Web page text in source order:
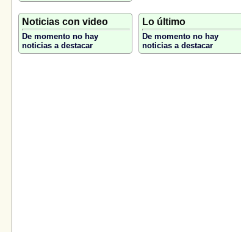
Noticias con video
De momento no hay
noticias a destacar
Lo último
De momento no hay
noticias a destacar